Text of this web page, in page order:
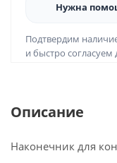
Нужна
Подтвердим
и быстро согласуем
Описание
Наконечник для